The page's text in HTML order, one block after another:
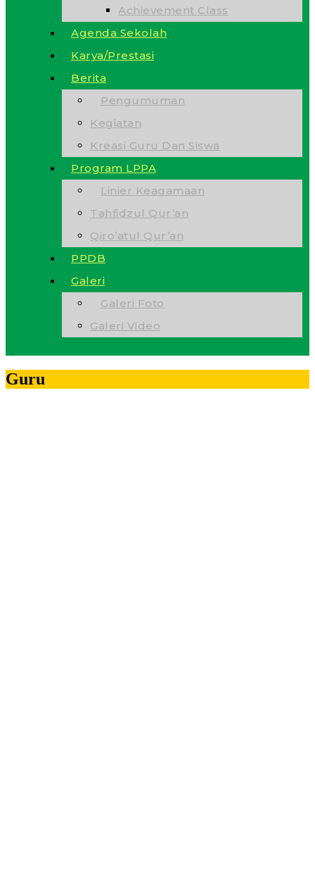
Achievement Class
Agenda Sekolah
Karya/Prestasi
Berita
Pengumuman
Kegiatan
Kreasi Guru Dan Siswa
Program LPPA
Linier Keagamaan
Tahfidzul Qur’an
Qiro’atul Qur’an
PPDB
Galeri
Galeri Foto
Galeri Video
Guru